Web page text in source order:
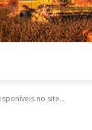
no site...